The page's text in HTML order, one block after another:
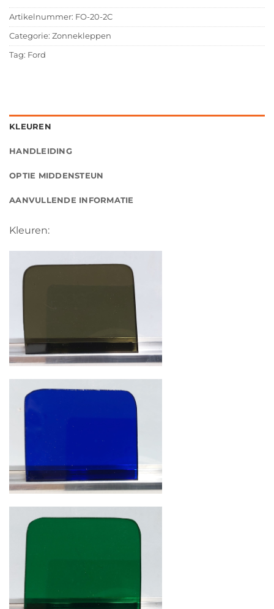
Artikelnummer: FO-20-2C
Categorie: Zonnekleppen
Tag: Ford
KLEUREN
HANDLEIDING
OPTIE MIDDENSTEUN
AANVULLENDE INFORMATIE
Kleuren: